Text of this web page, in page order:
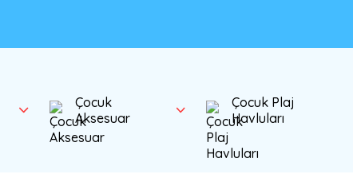
Çocuk
Aksesuar
Çocuk Plaj
Havluları